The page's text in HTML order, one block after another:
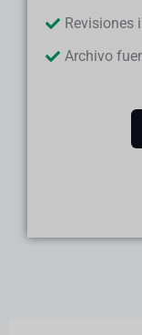
Revisiones
Archivo